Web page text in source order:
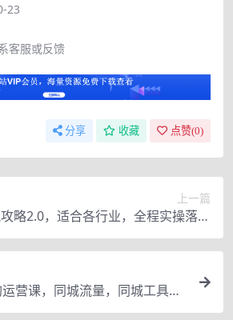
23
客服或反馈
分享 收藏 点赞(0)
上一篇
略2.0，适合各行业，全程实操落地
演示（16节课）
营课，同城流量，同城工具，